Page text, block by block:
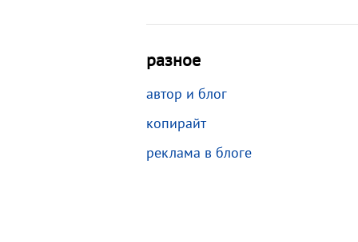
разное
автор и блог
копирайт
реклама в блоге